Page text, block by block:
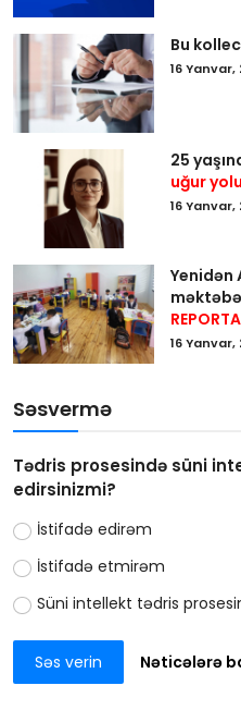
Bu
16 Yanvar,
25
uğur yolu
16 Yanvar,
Yenidən
16 Yanvar,
Səsvermə
Tədris prosesində süni
edirsinizmi?
İstifadə edirəm
İstifadə etmirəm
Süni intellekt tədris
Səs verin Nəticələrə